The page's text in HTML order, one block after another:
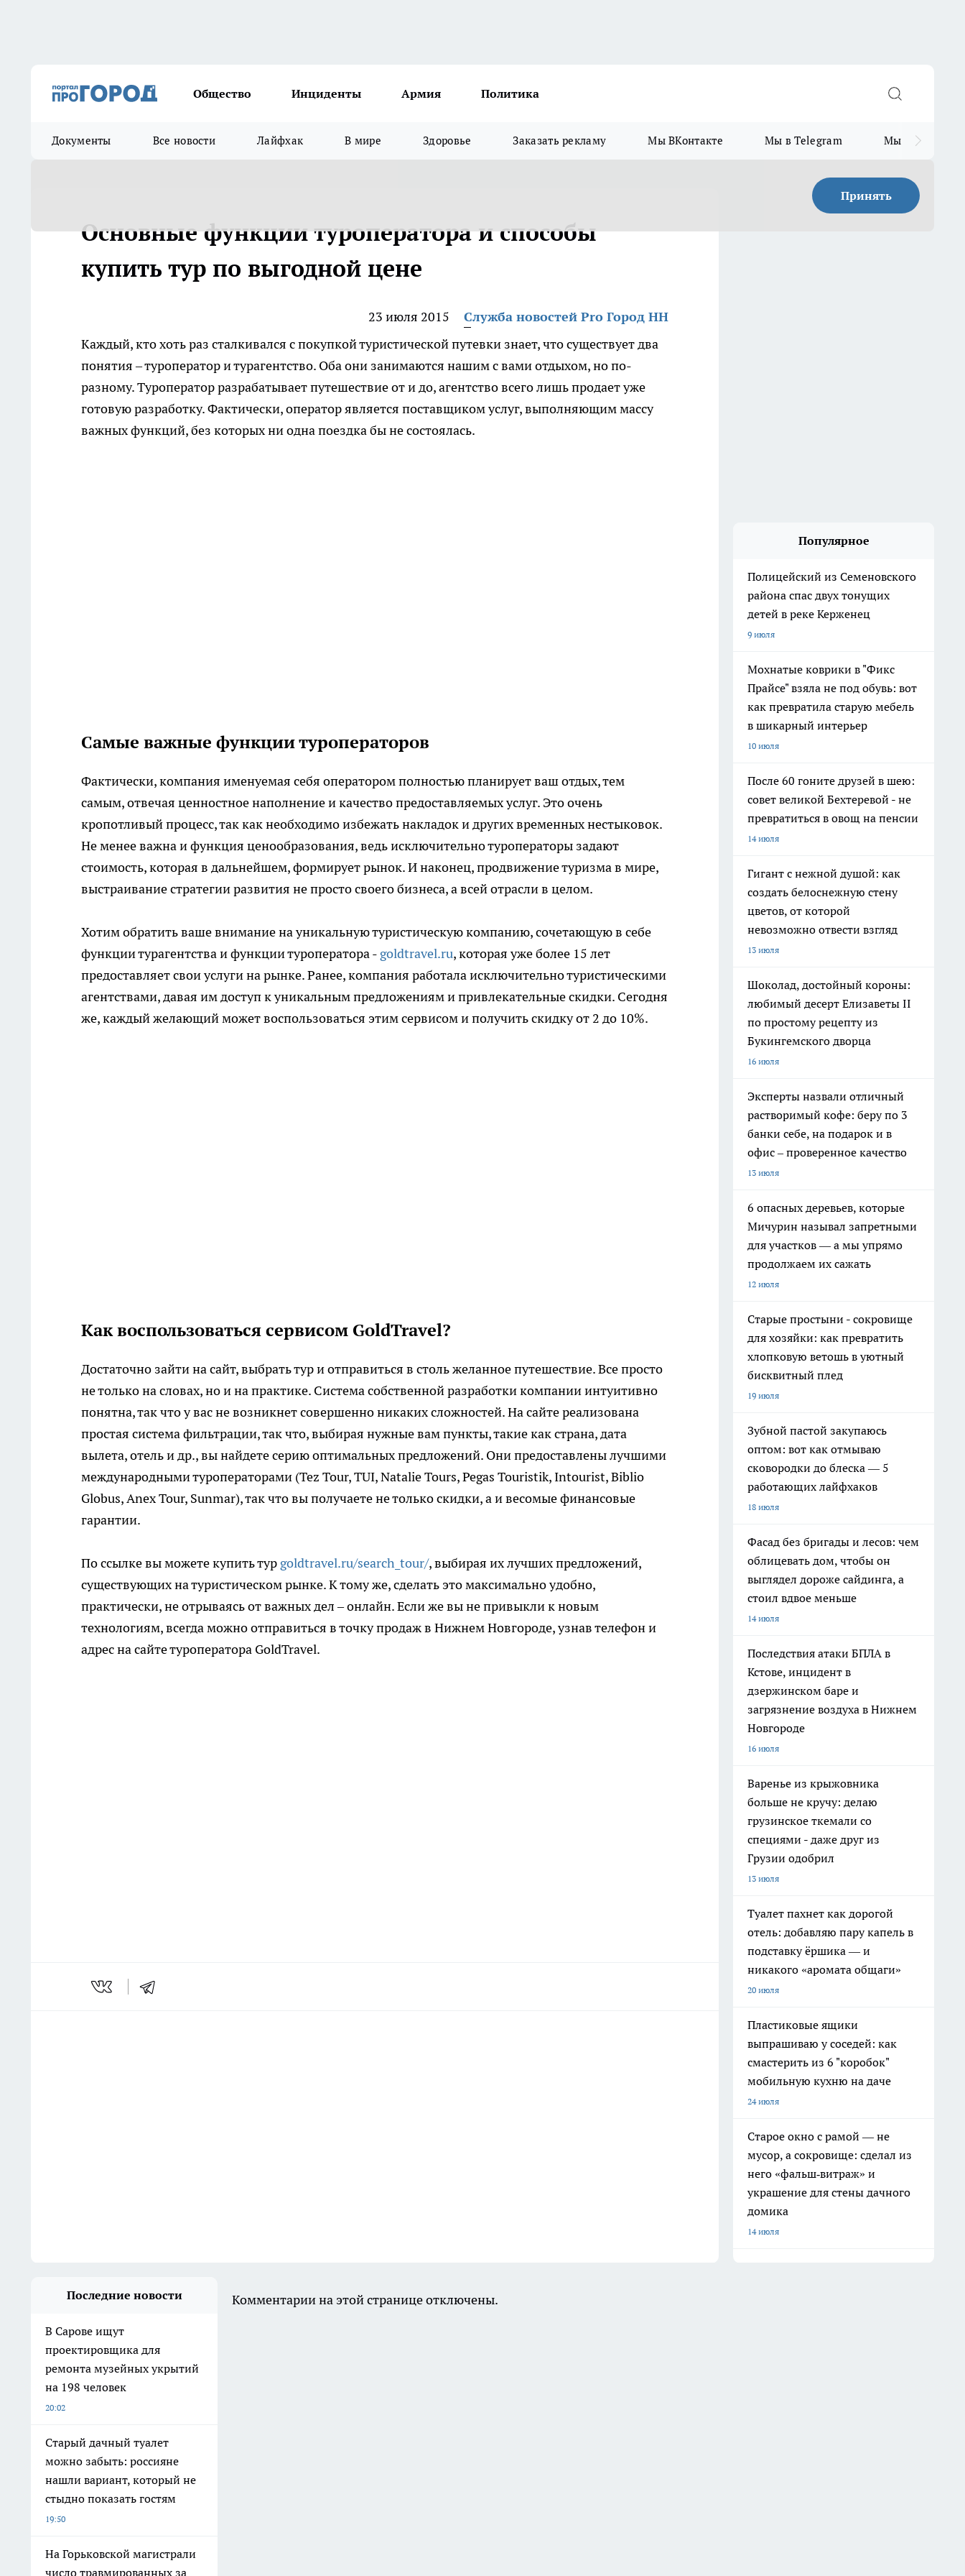
Общество Инциденты Армия Политика
Документы Все новости Лайфхак В мире Здоровье Заказать рекламу Мы ВКонтакте Мы в Telegram Мы в MAX
Принять
Основные функции туроператора и способы
купить тур по выгодной цене
23 июля 2015
Служба новостей Pro Город НН
Каждый, кто хоть раз сталкивался с покупкой туристической путевки знает, что существует два
понятия – туроператор и турагентство. Оба они занимаются нашим с вами отдыхом, но по-
разному. Туроператор разрабатывает путешествие от и до, агентство всего лишь продает уже
готовую разработку. Фактически, оператор является поставщиком услуг, выполняющим массу
важных функций, без которых ни одна поездка бы не состоялась.
Самые важные функции туроператоров
Фактически, компания именуемая себя оператором полностью планирует ваш отдых, тем
самым, отвечая ценностное наполнение и качество предоставляемых услуг. Это очень
кропотливый процесс, так как необходимо избежать накладок и других временных нестыковок.
Не менее важна и функция ценообразования, ведь исключительно туроператоры задают
стоимость, которая в дальнейшем, формирует рынок. И наконец, продвижение туризма в мире,
выстраивание стратегии развития не просто своего бизнеса, а всей отрасли в целом.
Хотим обратить ваше внимание на уникальную туристическую компанию, сочетающую в себе
функции турагентства и функции туроператора - goldtravel.ru, которая уже более 15 лет
предоставляет свои услуги на рынке. Ранее, компания работала исключительно туристическими
агентствами, давая им доступ к уникальным предложениям и привлекательные скидки. Сегодня
же, каждый желающий может воспользоваться этим сервисом и получить скидку от 2 до 10%.
Как воспользоваться сервисом GoldTravel?
Достаточно зайти на сайт, выбрать тур и отправиться в столь желанное путешествие. Все просто
не только на словах, но и на практике. Система собственной разработки компании интуитивно
понятна, так что у вас не возникнет совершенно никаких сложностей. На сайте реализована
простая система фильтрации, так что, выбирая нужные вам пункты, такие как страна, дата
вылета, отель и др., вы найдете серию оптимальных предложений. Они предоставлены лучшими
международными туроператорами (Tez Tour, TUI, Natalie Tours, Pegas Touristik, Intourist, Biblio
Globus, Anex Tour, Sunmar), так что вы получаете не только скидки, а и весомые финансовые
гарантии.
По ссылке вы можете купить тур goldtravel.ru/search_tour/, выбирая их лучших предложений,
существующих на туристическом рынке. К тому же, сделать это максимально удобно,
практически, не отрываясь от важных дел – онлайн. Если же вы не привыкли к новым
технологиям, всегда можно отправиться в точку продаж в Нижнем Новгороде, узнав телефон и
адрес на сайте туроператора GoldTravel.
Популярное
Полицейский из Семеновского
района спас двух тонущих
детей в реке Керженец
9 июля
Мохнатые коврики в "Фикс
Прайсе" взяла не под обувь: вот
как превратила старую мебель
в шикарный интерьер
10 июля
После 60 гоните друзей в шею:
совет великой Бехтеревой - не
превратиться в овощ на пенсии
14 июля
Гигант с нежной душой: как
создать белоснежную стену
цветов, от которой
невозможно отвести взгляд
13 июля
Шоколад, достойный короны:
любимый десерт Елизаветы II
по простому рецепту из
Букингемского дворца
16 июля
Эксперты назвали отличный
растворимый кофе: беру по 3
банки себе, на подарок и в
офис – проверенное качество
13 июля
6 опасных деревьев, которые
Мичурин называл запретными
для участков — а мы упрямо
продолжаем их сажать
12 июля
Старые простыни - сокровище
для хозяйки: как превратить
хлопковую ветошь в уютный
бисквитный плед
19 июля
Зубной пастой закупаюсь
оптом: вот как отмываю
сковородки до блеска — 5
работающих лайфхаков
18 июля
Фасад без бригады и лесов: чем
облицевать дом, чтобы он
выглядел дороже сайдинга, а
стоил вдвое меньше
14 июля
Последствия атаки БПЛА в
Кстове, инцидент в
дзержинском баре и
загрязнение воздуха в Нижнем
Новгороде
16 июля
Варенье из крыжовника
больше не кручу: делаю
грузинское ткемали со
специями - даже друг из
Грузии одобрил
13 июля
Туалет пахнет как дорогой
отель: добавляю пару капель в
подставку ёршика — и
никакого «аромата общаги»
20 июля
Пластиковые ящики
выпрашиваю у соседей: как
смастерить из 6 "коробок"
мобильную кухню на даче
24 июля
Старое окно с рамой — не
мусор, а сокровище: сделал из
него «фальш‑витраж» и
украшение для стены дачного
домика
14 июля
Последние новости
В Сарове ищут
проектировщика для
ремонта музейных укрытий
на 198 человек
20:02
Старый дачный туалет
можно забыть: россияне
нашли вариант, который не
стыдно показать гостям
19:50
На Горьковской магистрали
число травмированных за
Комментарии на этой странице отключены.